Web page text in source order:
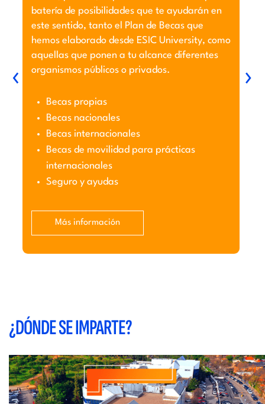
batería de posibilidades que te ayudarán en
este sentido, tanto el Plan de Becas que
hemos elaborado desde ESIC University, como
aquellas que ponen a tu alcance diferentes
organismos públicos o privados.
Becas propias
Becas nacionales
Becas internacionales
Becas de movilidad para prácticas
internacionales
Seguro y ayudas
Más información
‹ ›
¿DÓNDE SE IMPARTE?